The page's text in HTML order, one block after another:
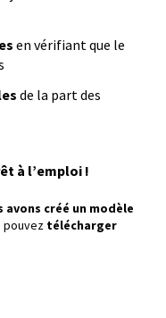
en vérifiant que le
de la part des
à l’emploi !
avons créé un modèle
pouvez télécharger